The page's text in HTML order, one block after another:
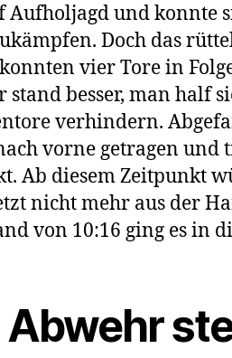
Aufholjagd und konnte
Doch das
vier Tore in
stand besser, man half
verhindern.
vorne getragen und
Ab diesem Zeitpunkt
nicht mehr aus der
von 10:16 ging es in
Abwehr